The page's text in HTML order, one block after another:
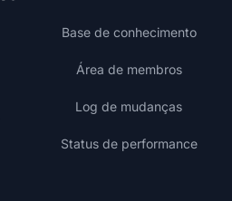
Base de conhecimento
Área de membros
Log de mudanças
Status de performance